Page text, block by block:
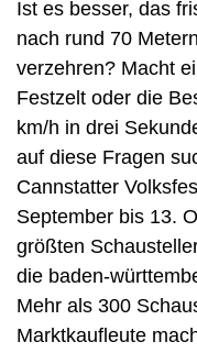
Ist es besser, das
nach rund 70
verzehren? Macht
Festzelt oder die
km/h in drei
auf diese Fragen
Cannstatter
September bis 13.
größten
die baden-
Mehr als 300
Marktkaufleute